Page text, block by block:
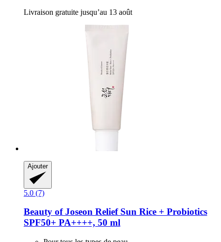
Livraison gratuite jusqu’au 13 août
Ajouter
5.0 (7)
Beauty of Joseon Relief Sun Rice + Probiotics
SPF50+ PA++++, 50 ml